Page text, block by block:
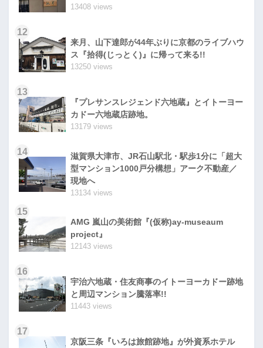
13408 views
12
来月、山下達郎が44年ぶりに京都のライブハウ
ス『拾得(じっとく)』に帰って来る!!
13250 views
13
『プレサンスレジェンド六地蔵』とイトーヨー
カドー六地蔵店跡地。
13179 views
14
滋賀県大津市、JR石山駅北・駅歩1分に「超大
型マンション1000戸分構想」アーク不動産／
現地へ
13134 views
15
AMG 嵐山の美術館『(仮称)ay-museaum
project』
12143 views
16
宇治六地蔵・住友商事のイトーヨーカドー跡地
と周辺マンション騰落率!!
11443 views
17
京阪三条『いろは旅館跡地』が外資系ホテル